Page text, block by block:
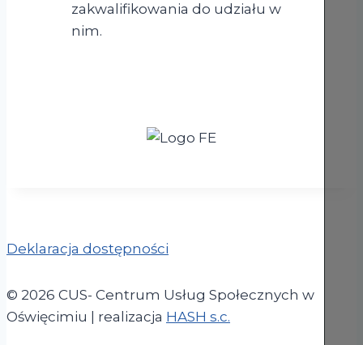
zakwalifikowania do udziału w
nim.
Deklaracja dostępności
© 2026 CUS- Centrum Usług Społecznych w
Oświęcimiu | realizacja HASH s.c.